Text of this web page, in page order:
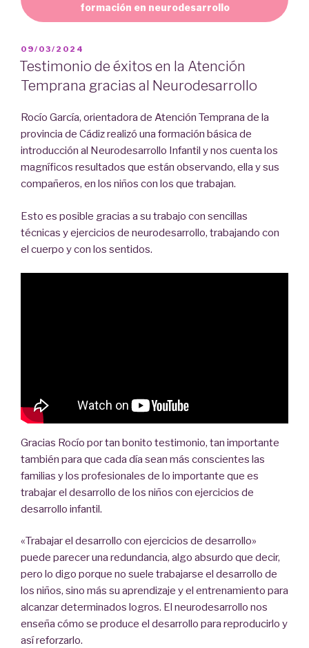
formación en neurodesarrollo
PUBLICADO
EL
09/03/2024
Testimonio de éxitos en la Atención
Temprana gracias al Neurodesarrollo
Rocío García, orientadora de Atención Temprana de la
provincia de Cádiz realizó una formación básica de
introducción al Neurodesarrollo Infantil y nos cuenta los
magníficos resultados que están observando, ella y sus
compañeros, en los niños con los que trabajan.
Esto es posible gracias a su trabajo con sencillas
técnicas y ejercicios de neurodesarrollo, trabajando con
el cuerpo y con los sentidos.
Gracias Rocío por tan bonito testimonio, tan importante
también para que cada día sean más conscientes las
familias y los profesionales de lo importante que es
trabajar el desarrollo de los niños con ejercicios de
desarrollo infantil.
«Trabajar el desarrollo con ejercicios de desarrollo»
puede parecer una redundancia, algo absurdo que decir,
pero lo digo porque no suele trabajarse el desarrollo de
los niños, sino más su aprendizaje y el entrenamiento para
alcanzar determinados logros. El neurodesarrollo nos
enseña cómo se produce el desarrollo para reproducirlo y
así reforzarlo.